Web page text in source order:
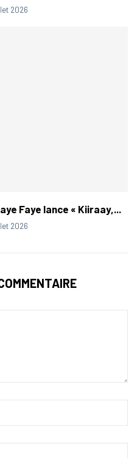
2026
Faye lance « Kiiraay,...
2026